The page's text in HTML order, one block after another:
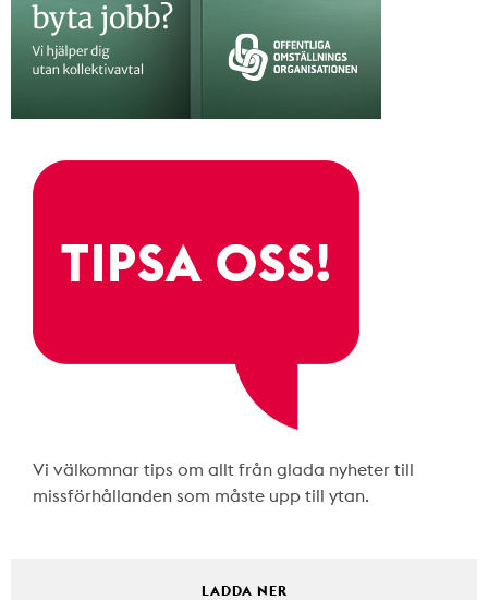
Vi välkomnar tips om allt från glada nyheter till
missförhållanden som måste upp till ytan.
LADDA NER